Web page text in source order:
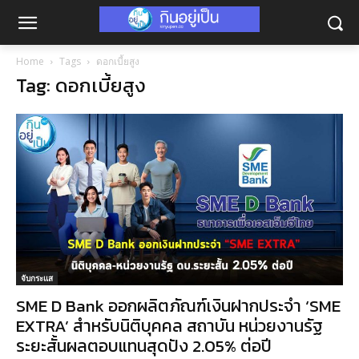
Home Tags ดอกเบี้ยสูง
Tag: ดอกเบี้ยสูง
จับกระแส
SME D Bank ออกผลิตภัณฑ์เงินฝากประจำ ‘SME
EXTRA’ สำหรับนิติบุคคล สถาบัน หน่วยงานรัฐ
ระยะสั้นผลตอบแทนสุดปัง 2.05% ต่อปี